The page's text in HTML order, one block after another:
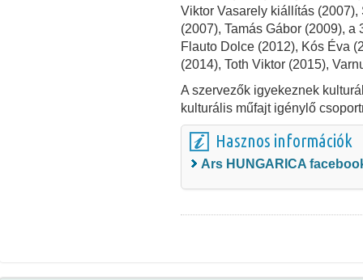
Viktor Vasarely kiállítás
(2007), Tamás Gábor (2009),
Flauto Dolce (2012), Kós Éva
(2014), Toth Viktor (2015),
A szervezők igyekeznek
kulturális műfajt igénylő
Hasznos információk
Ars HUNGARICA